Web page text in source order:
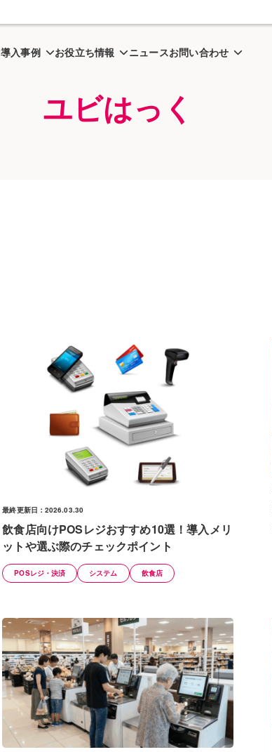
導入事例 お役立ち情報 ニュースお問い合わせ
ユビはっく
最終更新日：2026.03.30
飲食店向けPOSレジおすすめ10選！導入メリ
ットや選ぶ際のチェックポイント
POSレジ・決済 システム 飲食店